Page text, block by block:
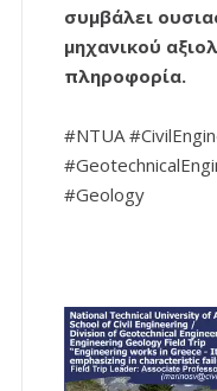
συμβάλει
μηχανικού
πληροφορία.
#NTUA
#Geology